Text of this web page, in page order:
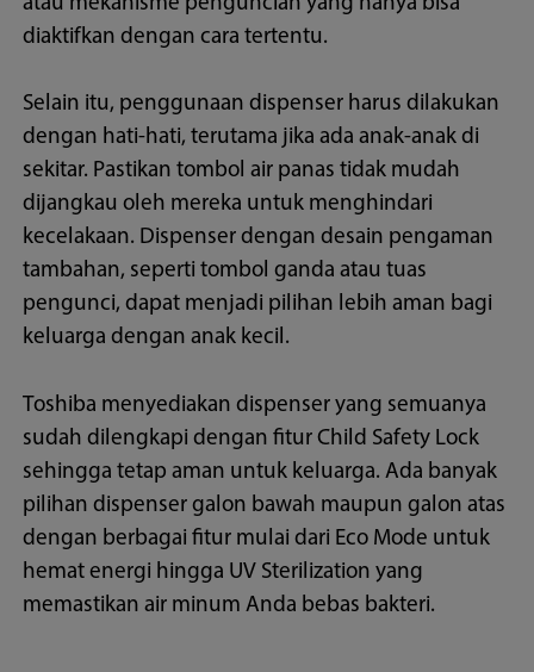
diaktifkan dengan cara tertentu.
Selain itu, penggunaan dispenser harus dilakukan
dengan hati-hati, terutama jika ada anak-anak di
sekitar. Pastikan tombol air panas tidak mudah
dijangkau oleh mereka untuk menghindari
kecelakaan. Dispenser dengan desain pengaman
tambahan, seperti tombol ganda atau tuas
pengunci, dapat menjadi pilihan lebih aman bagi
keluarga dengan anak kecil.
Toshiba menyediakan dispenser yang semuanya
sudah dilengkapi dengan fitur Child Safety Lock
sehingga tetap aman untuk keluarga. Ada banyak
pilihan dispenser galon bawah maupun galon atas
dengan berbagai fitur mulai dari Eco Mode untuk
hemat energi hingga UV Sterilization yang
memastikan air minum Anda bebas bakteri.